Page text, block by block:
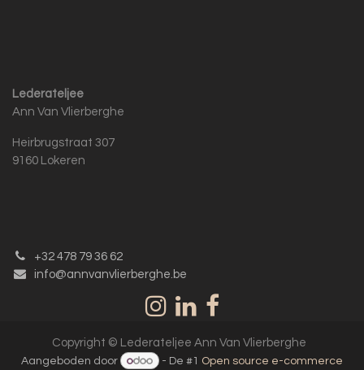
Lederateljee
Ann Van Vlierberghe
Heirbrugstraat 307
9160 Lokeren
+32 478 79 36 62
info@annvanvlierberghe.be
Copyright © Lederateljee Ann Van Vlierberghe
Aangeboden door - De #1 Open source e-commerce